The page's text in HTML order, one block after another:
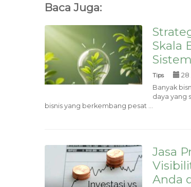
Baca Juga:
Skala
Tips 28
Banyak
daya yang
bisnis yang berkembang pesat ...
Jasa
Anda